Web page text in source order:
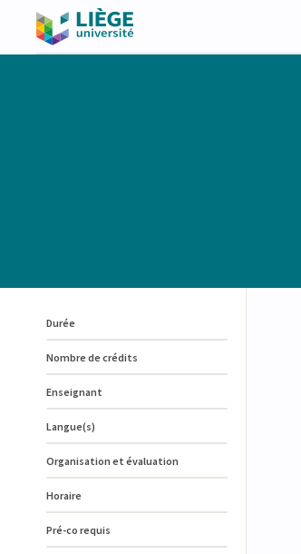
Durée
Nombre de crédits
Enseignant
Langue(s)
Organisation et évaluation
Horaire
Pré-co requis